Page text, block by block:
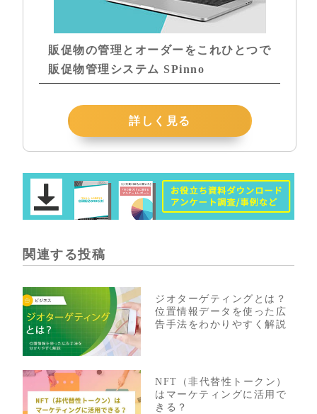
販促物の管理とオーダーをこれひとつで
販促物管理システム SPinno
詳しく見る
関連する投稿
ジオターゲティングとは？
位置情報データを使った広
告手法をわかりやすく解説
NFT（非代替性トークン）
はマーケティングに活用で
きる？